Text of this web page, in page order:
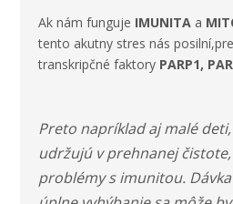
Ak nám funguje IMUNITA a
tento akutny stres nás
transkripčné faktory PARP1,
Preto napríklad aj malé
udržujú v prehnanej
problémy s imunitou.